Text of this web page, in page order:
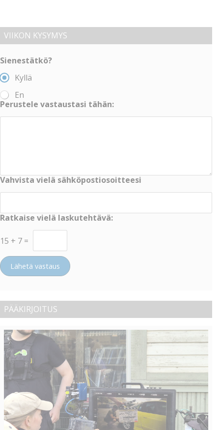
VIIKON KYSYMYS
Sienestätkö?
Kyllä
En
Perustele vastaustasi tähän:
Vahvista vielä sähköpostiosoitteesi
Ratkaise vielä laskutehtävä:
15 + 7 =
Lähetä vastaus
PÄÄKIRJOITUS